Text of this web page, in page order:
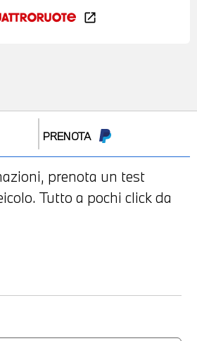
open_in_new
PRENOTA
prenota un test
Tutto a pochi click da